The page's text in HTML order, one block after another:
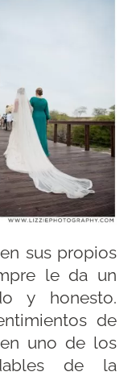
sus propios
le da un
y honesto.
de
uno de los
de la